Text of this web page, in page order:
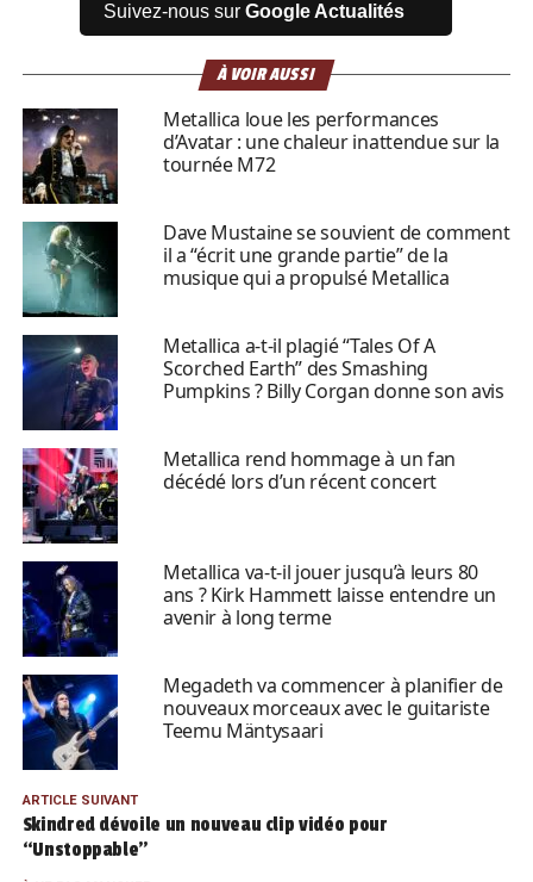
Suivez-nous surGoogle Actualités
À VOIR AUSSI
Metallica loue les performances
d’Avatar : une chaleur inattendue sur la
tournée M72
Dave Mustaine se souvient de comment
il a “écrit une grande partie” de la
musique qui a propulsé Metallica
Metallica a-t-il plagié “Tales Of A
Scorched Earth” des Smashing
Pumpkins ? Billy Corgan donne son avis
Metallica rend hommage à un fan
décédé lors d’un récent concert
Metallica va-t-il jouer jusqu’à leurs 80
ans ? Kirk Hammett laisse entendre un
avenir à long terme
Megadeth va commencer à planifier de
nouveaux morceaux avec le guitariste
Teemu Mäntysaari
ARTICLE SUIVANT
Skindred dévoile un nouveau clip vidéo pour
“Unstoppable”